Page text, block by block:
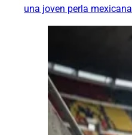
una joven perla mexicana